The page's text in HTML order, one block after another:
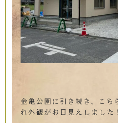
金亀公園に引き続き、こち
れ外観がお目見えしました